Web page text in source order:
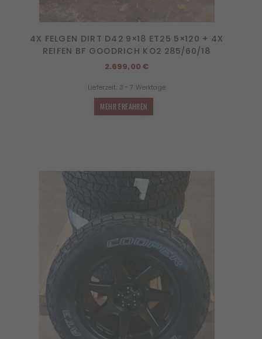
4X FELGEN DIRT D42 9×18 ET25 5×120 + 4X
REIFEN BF GOODRICH KO2 285/60/18
2.699,00€
Lieferzeit: 3 - 7 Werktage
MEHR ERFAHREN